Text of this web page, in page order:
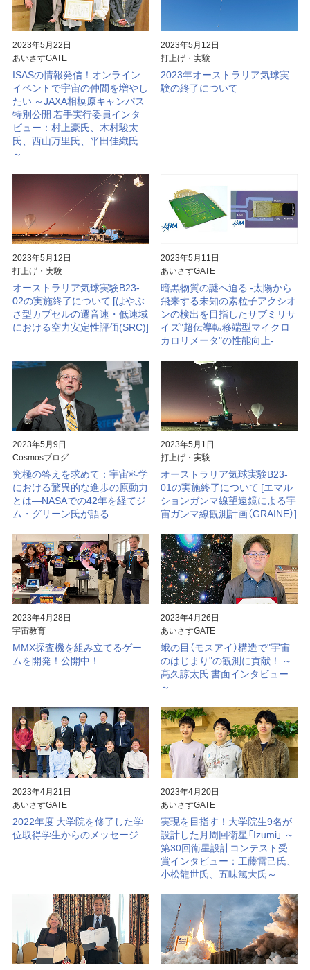
パネル展
フレンドレイジング
大学院教育
広報活動
2023年5月22日
あいさすGATE
ISASの情報発信！オンライン
イベントで宇宙の仲間を増やし
たい ～JAXA相模原キャンパス
特別公開 若手実行委員インタ
ビュー：村上豪氏、木村駿太
氏、西山万里氏、平田佳織氏
～
2023年5月12日
打上げ・実験
2023年オーストラリア気球実
験の終了について
2023年5月12日
打上げ・実験
オーストラリア気球実験B23-
02の実施終了について [はやぶ
さ型カプセルの遷音速・低速域
における空力安定性評価(SRC)]
2023年5月11日
あいさすGATE
暗黒物質の謎へ迫る -太陽から
飛来する未知の素粒子アクシオ
ンの検出を目指したサブミリサ
イズ"超伝導転移端型マイクロ
カロリメータ"の性能向上-
2023年5月9日
Cosmosブログ
究極の答えを求めて：宇宙科学
における驚異的な進歩の原動力
とは―NASAでの42年を経てジ
ム・グリーン氏が語る
2023年5月1日
打上げ・実験
オーストラリア気球実験B23-
01の実施終了について [エマル
ションガンマ線望遠鏡による宇
宙ガンマ線観測計画（GRAINE）]
2023年4月28日
宇宙教育
MMX探査機を組み立てるゲー
ムを開発！公開中！
2023年4月26日
あいさすGATE
蛾の目（モスアイ）構造で"宇宙
のはじまり"の観測に貢献！ ～
髙久諒太氏 書面インタビュー
～
2023年4月21日
あいさすGATE
2022年度 大学院を修了した学
位取得学生からのメッセージ
2023年4月20日
あいさすGATE
実現を目指す！大学院生9名が
設計した月周回衛星「Izumi」 ～
第30回衛星設計コンテスト受
賞インタビュー：工藤雷己氏、
小松龍世氏、五味篤大氏～